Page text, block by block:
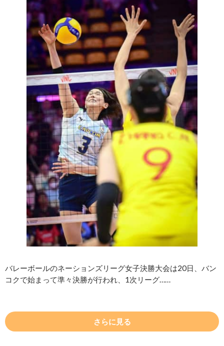
バレーボールのネーションズリーグ女子決勝大会は20日、バン
コクで始まって準々決勝が行われ、1次リーグ……
さらに見る